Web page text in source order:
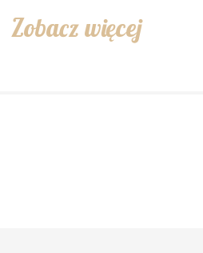
Zobacz więcej